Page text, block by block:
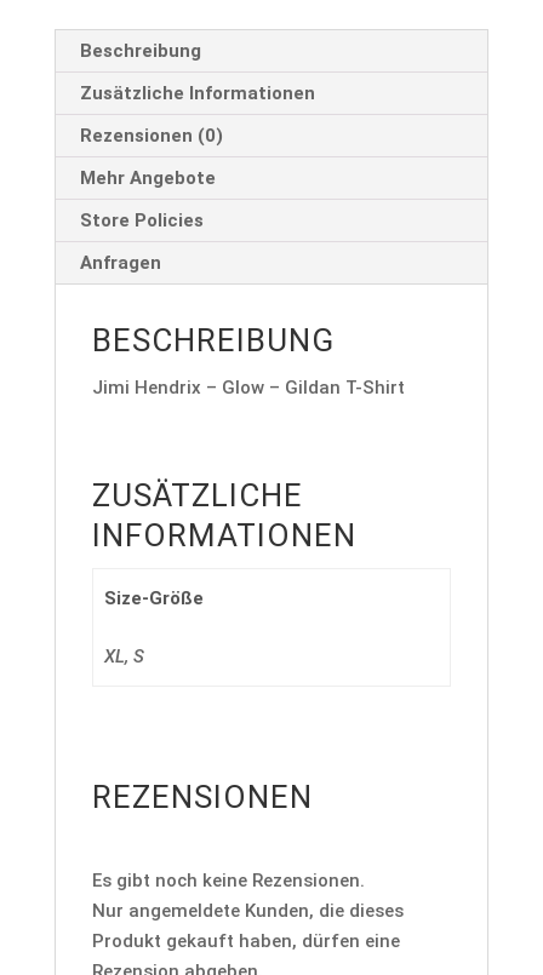
Beschreibung
Zusätzliche Informationen
Rezensionen (0)
Mehr Angebote
Store Policies
Anfragen
BESCHREIBUNG
Jimi Hendrix – Glow – Gildan T-Shirt
ZUSÄTZLICHE
INFORMATIONEN
Size-Größe
XL, S
REZENSIONEN
Es gibt noch keine Rezensionen.
Nur angemeldete Kunden, die dieses
Produkt gekauft haben, dürfen eine